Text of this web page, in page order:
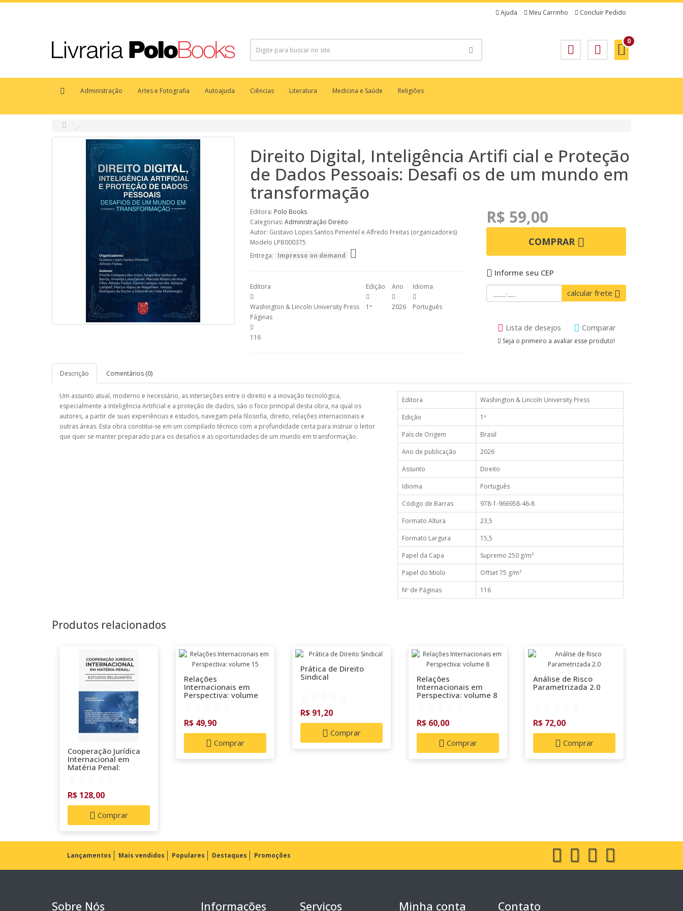
Ajuda Meu Carrinho Concluir Pedido
0
Administração Artes e Fotografia Autoajuda Ciências Literatura Medicina e Saúde Religiões
Direito Digital, Inteligência Artifi cial e Proteção
de Dados Pessoais: Desafi os de um mundo em
transformação
Editora: Polo Books
Categorias: Administração Direito
Autor: Gustavo Lopes Santos Pimentel e Alfredo Freitas (organizadores)
Modelo LPB000375
Entrega: Impresso on demand
Editora
Washington & Lincoln University Press
Edição
1ª
Ano
2026
Idioma
Português
Páginas
116
R$ 59,00
COMPRAR
Informe seu CEP
calcular frete
Lista de desejos Comparar
Seja o primeiro a avaliar esse produto!
Descrição Comentários (0)
Um assunto atual, moderno e necessário, as interseções entre o direito e a inovação tecnológica,
especialmente a Inteligência Artificial e a proteção de dados, são o foco principal desta obra, na qual os
autores, a partir de suas experiências e estudos, navegam pela filosofia, direito, relações internacionais e
outras áreas. Esta obra constitui-se em um compilado técnico com a profundidade certa para instruir o leitor
que quer se manter preparado para os desafios e as oportunidades de um mundo em transformação.
Editora
Washington & Lincoln University Press
Edição
1ª
País de Origem
Brasil
Ano de publicação
2026
Assunto
Direito
Idioma
Português
Código de Barras
978-1-966958-46-8
Formato Altura
23,5
Formato Largura
15,5
Papel da Capa
Supremo 250 g/m²
Papel do Miolo
Offset 75 g/m²
Nº de Páginas
116
Produtos relacionados
Cooperação Jurídica
Internacional em
Matéria Penal:
R$ 128,00
Comprar
Relações
Internacionais em
Perspectiva: volume
R$ 49,90
Comprar
Prática de Direito
Sindical
R$ 91,20
Comprar
Relações
Internacionais em
Perspectiva: volume 8
R$ 60,00
Comprar
Análise de Risco
Parametrizada 2.0
R$ 72,00
Comprar
Lançamentos Mais vendidos Populares Destaques Promoções
Sobre Nós Informações Serviços Minha conta Contato